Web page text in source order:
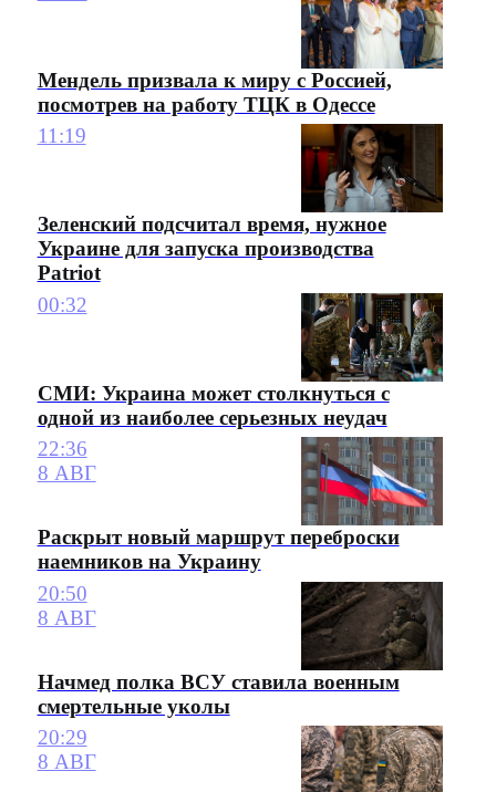
Мендель призвала к миру с Россией,
посмотрев на работу ТЦК в Одессе
11:19
Зеленский подсчитал время, нужное
Украине для запуска производства
Patriot
00:32
СМИ: Украина может столкнуться с
одной из наиболее серьезных неудач
22:36
8 АВГ
Раскрыт новый маршрут переброски
наемников на Украину
20:50
8 АВГ
Начмед полка ВСУ ставила военным
смертельные уколы
20:29
8 АВГ